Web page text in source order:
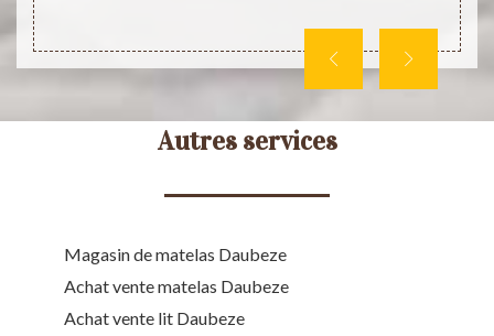
Autres services
Magasin de matelas Daubeze
Achat vente matelas Daubeze
Achat vente lit Daubeze